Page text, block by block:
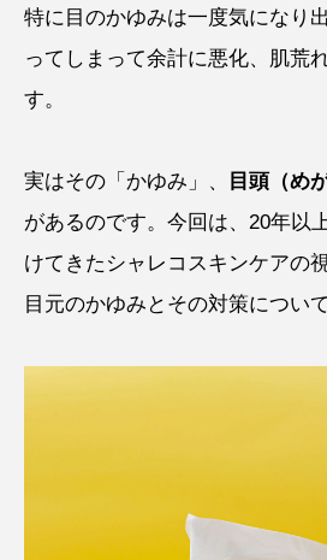
特に目のかゆみは一度気になり
ってしまって余計に悪化、肌荒
す。
実はその「かゆみ」、 目頭（め
があるのです。今回は、20年以
けてきたシャレコスキンケアの
目元のかゆみとその対策につい